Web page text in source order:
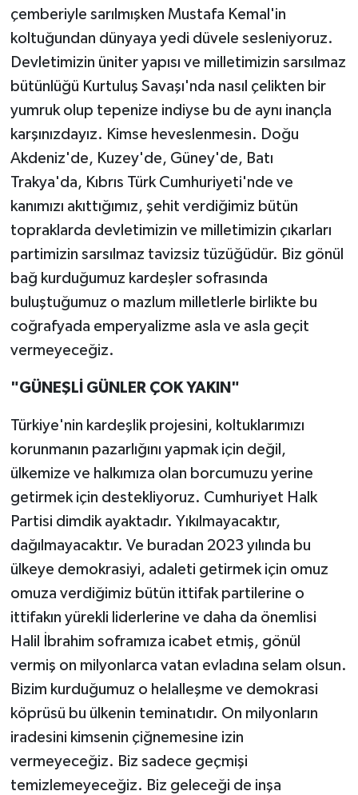
çemberiyle sarılmışken Mustafa Kemal'in
koltuğundan dünyaya yedi düvele sesleniyoruz.
Devletimizin üniter yapısı ve milletimizin sarsılmaz
bütünlüğü Kurtuluş Savaşı'nda nasıl çelikten bir
yumruk olup tepenize indiyse bu de aynı inançla
karşınızdayız. Kimse heveslenmesin. Doğu
Akdeniz'de, Kuzey'de, Güney'de, Batı
Trakya'da, Kıbrıs Türk Cumhuriyeti'nde ve
kanımızı akıttığımız, şehit verdiğimiz bütün
topraklarda devletimizin ve milletimizin çıkarları
partimizin sarsılmaz tavizsiz tüzüğüdür. Biz gönül
bağ kurduğumuz kardeşler sofrasında
buluştuğumuz o mazlum milletlerle birlikte bu
coğrafyada emperyalizme asla ve asla geçit
vermeyeceğiz.
"GÜNEŞLİ GÜNLER ÇOK YAKIN"
Türkiye'nin kardeşlik projesini, koltuklarımızı
korunmanın pazarlığını yapmak için değil,
ülkemize ve halkımıza olan borcumuzu yerine
getirmek için destekliyoruz. Cumhuriyet Halk
Partisi dimdik ayaktadır. Yıkılmayacaktır,
dağılmayacaktır. Ve buradan 2023 yılında bu
ülkeye demokrasiyi, adaleti getirmek için omuz
omuza verdiğimiz bütün ittifak partilerine o
ittifakın yürekli liderlerine ve daha da önemlisi
Halil İbrahim soframıza icabet etmiş, gönül
vermiş on milyonlarca vatan evladına selam olsun.
Bizim kurduğumuz o helalleşme ve demokrasi
köprüsü bu ülkenin teminatıdır. On milyonların
iradesini kimsenin çiğnemesine izin
vermeyeceğiz. Biz sadece geçmişi
temizlemeyeceğiz. Biz geleceği de inşa